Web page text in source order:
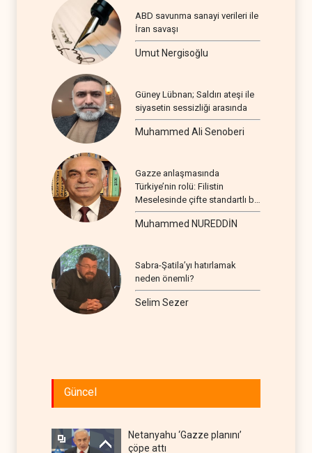
ABD savunma sanayi verileri ile
İran savaşı
Umut Nergisoğlu
Güney Lübnan; Saldırı ateşi ile
siyasetin sessizliği arasında
Muhammed Ali Senoberi
Gazze anlaşmasında
Türkiye’nin rolü: Filistin
Meselesinde çifte standartlı bir
seyir
Muhammed NUREDDİN
Sabra-Şatila’yı hatırlamak
neden önemli?
Selim Sezer
Güncel
Netanyahu ‘Gazze planını’
çöpe attı